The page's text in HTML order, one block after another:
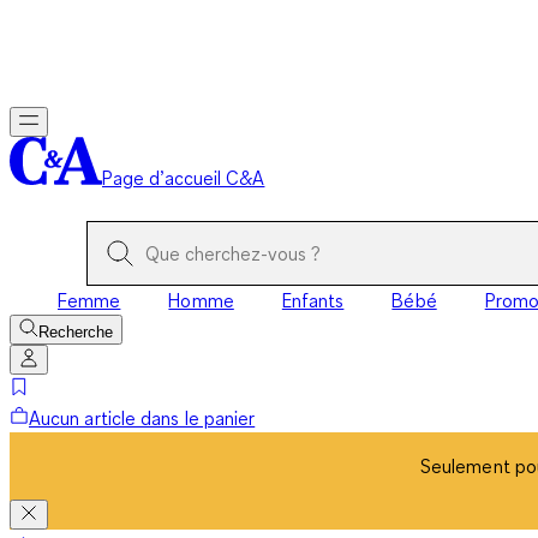
Page d’accueil C&A
Femme Homme Enfants Bébé Promo
Recherche
Aucun article dans le panier
Seulement